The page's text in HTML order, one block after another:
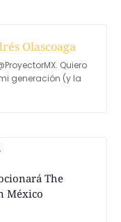
Olascoaga
Quiero
generación (y la
The
México